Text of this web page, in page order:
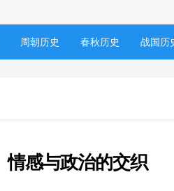
周朝历史 春秋历史 战国历
情感与政治的交织